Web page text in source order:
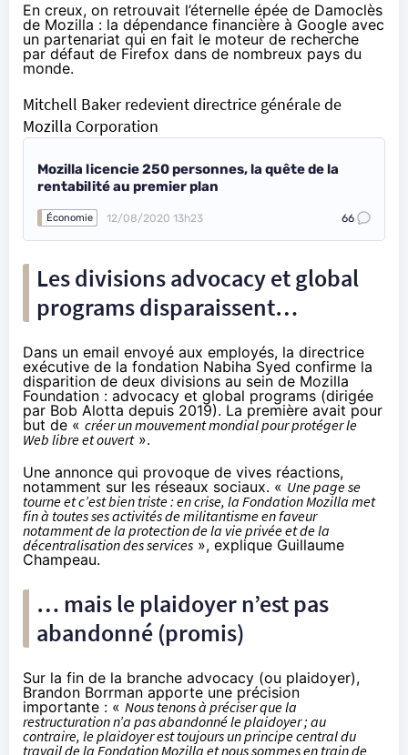
En creux, on retrouvait l’éternelle épée de Damoclès
de Mozilla : la dépendance financière à Google avec
un partenariat qui en fait le moteur de recherche
par défaut de Firefox dans de nombreux pays du
monde.
Mitchell Baker redevient directrice générale de
Mozilla Corporation
Mozilla licencie 250 personnes, la quête de la
rentabilité au premier plan
Économie 12/08/2020 13h23 66
Les divisions advocacy et global
programs disparaissent…
Dans un email envoyé aux employés, la directrice
exécutive de la fondation Nabiha Syed confirme la
disparition de deux divisions au sein de Mozilla
Foundation : advocacy et global programs (dirigée
par Bob Alotta depuis 2019). La première avait pour
but de « créer un mouvement mondial pour protéger le
Web libre et ouvert».
Une annonce qui provoque de vives réactions,
notamment sur les réseaux sociaux. « Une page se
tourne et c’est bien triste : en crise, la Fondation Mozilla met
fin à toutes ses activités de militantisme en faveur
notamment de la protection de la vie privée et de la
décentralisation des services », explique Guillaume
Champeau.
… mais le plaidoyer n’est pas
abandonné (promis)
Sur la fin de la branche advocacy (ou plaidoyer),
Brandon Borrman apporte une précision
importante : « Nous tenons à préciser que la
restructuration n’a pas abandonné le plaidoyer ; au
contraire, le plaidoyer est toujours un principe central du
travail de la Fondation Mozilla et nous sommes en train de